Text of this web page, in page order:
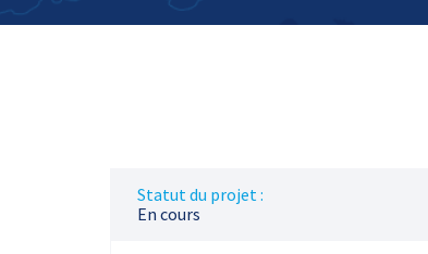
Statut du projet :
En cours